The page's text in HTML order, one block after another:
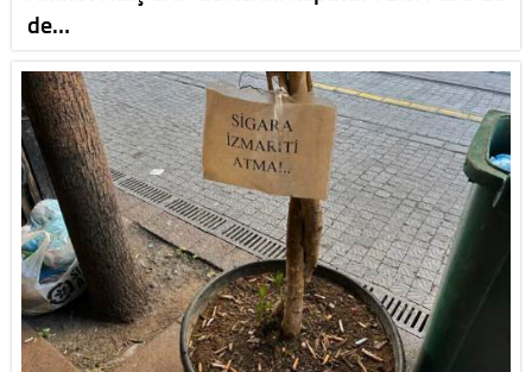
de…